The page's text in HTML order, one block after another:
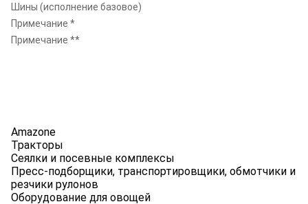
Amazone
Тракторы
Сеялки и посевные комплексы
Пресс-подборщики, транспортировщики, обмотчики и
резчики рулонов
Оборудование для овощей
Шины (исполнение базовое)
Примечание *
Примечание **